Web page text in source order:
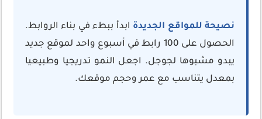
نصيحة للمواقع الجديدة ابدأ ببطء في بناء الروابط.
الحصول على 100 رابط في أسبوع واحد لموقع جديد
يبدو مشبوها لجوجل. اجعل النمو تدريجيا وطبيعيا
بمعدل يتناسب مع عمر وحجم موقعك.